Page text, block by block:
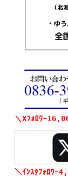
＼Xﾌｫﾛﾜｰ
＼ｲﾝｽﾀﾌｫﾛﾜｰ